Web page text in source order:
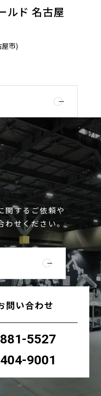
ルド 名古屋
市)
関するご依頼や
わせください。
問い合わせ
5527
9001